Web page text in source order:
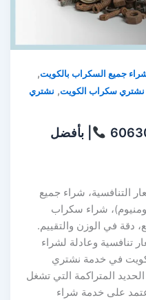
جميع السكراب بالكويت,
نشتري سكراب الكويت, نشتري
| بأفضل
التنافسية، شراء جميع
شراء سكراب
دقة في الوزن والتقييم.
تنافسية وعادلة لشراء
في خدمة نشتري
المتراكمة التي تشغل
على خدمة شراء